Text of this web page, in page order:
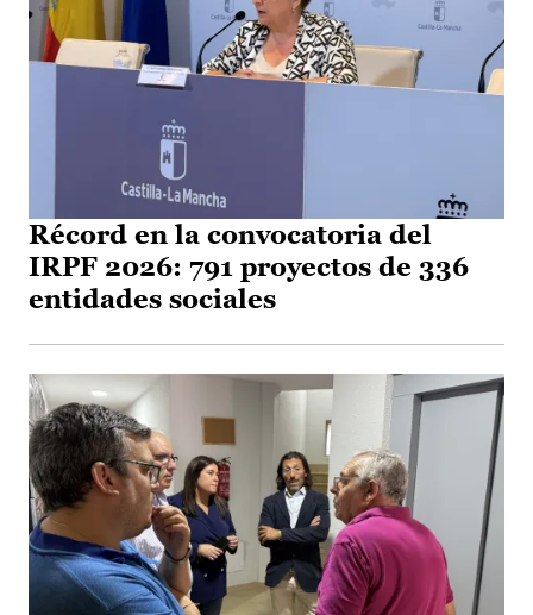
Récord en la convocatoria del
IRPF 2026: 791 proyectos de 336
entidades sociales